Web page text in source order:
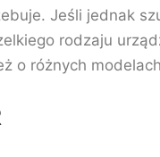
Jeśli jednak
rodzaju
o różnych